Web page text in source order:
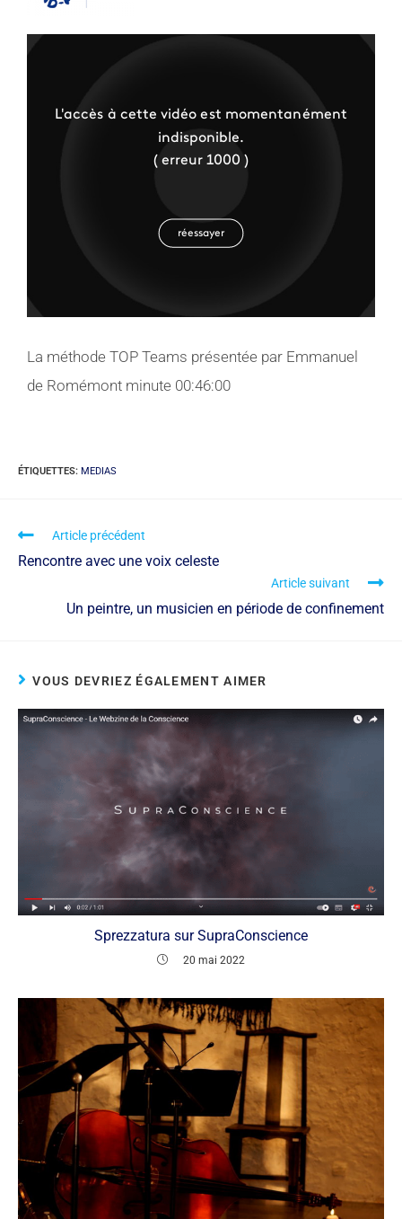
La méthode TOP Teams présentée par Emmanuel
de Romémont minute 00:46:00
ÉTIQUETTES: MEDIAS
Article précédent
Rencontre avec une voix celeste
Article suivant
Un peintre, un musicien en période de confinement
VOUS DEVRIEZ ÉGALEMENT AIMER
Sprezzatura sur SupraConscience
20 mai 2022